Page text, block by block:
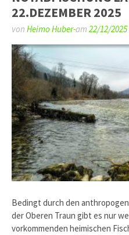
22.DEZEMBER 2025
von Heimo Huber-am 22/12/2025
Bedingt durch den
der Oberen Traun gibt es nur
vorkommenden heimischen